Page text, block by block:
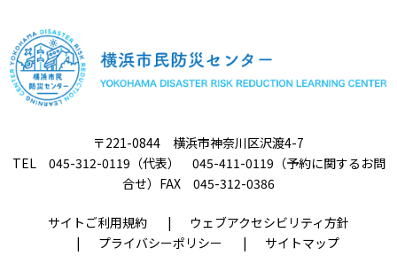
〒221-0844 横浜市神奈川区沢渡4-7
TEL 045-312-0119（代表） 045-411-0119（予約に関するお問
合せ）FAX 045-312-0386
サイトご利用規約
ウェブアクセシビリティ方針
プライバシーポリシー
サイトマップ